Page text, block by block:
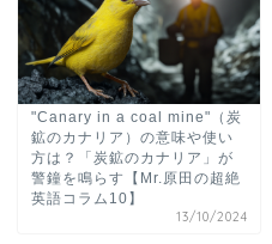
"Canary in a coal mine"（炭
鉱のカナリア）の意味や使い
方は？「炭鉱のカナリア」が
警鐘を鳴らす【Mr.原田の超絶
英語コラム10】
13/10/2024